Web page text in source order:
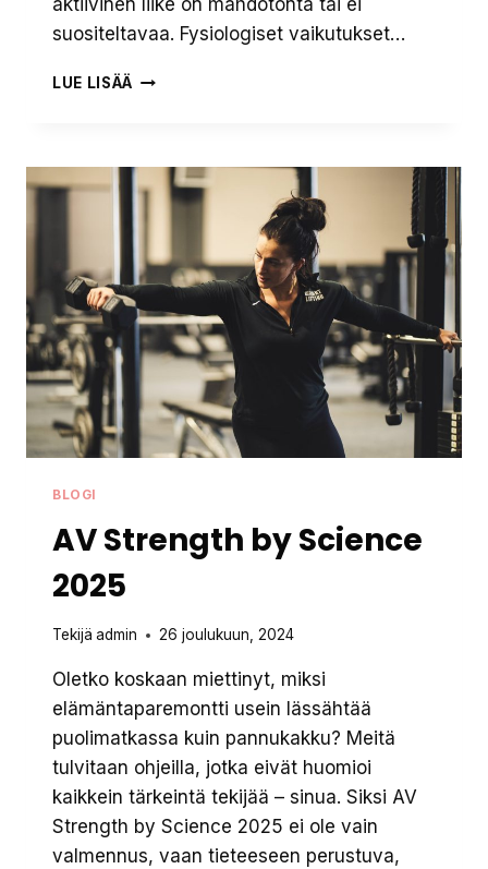
aktiivinen liike on mahdotonta tai ei
suositeltavaa. Fysiologiset vaikutukset…
LUE LISÄÄ LIHASTERVEYDEN
AVULLA
BLOGI
AV Strength by Science
2025
Tekijä admin 26 joulukuun, 2024
Oletko koskaan miettinyt, miksi
elämäntaparemontti usein lässähtää
puolimatkassa kuin pannukakku? Meitä
tulvitaan ohjeilla, jotka eivät huomioi
kaikkein tärkeintä tekijää – sinua. Siksi AV
Strength by Science 2025 ei ole vain
valmennus, vaan tieteeseen perustuva,